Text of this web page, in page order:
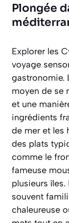
Plongée
Explorer les
voyage
gastronomie.
moyen de se
et une
ingrédients
de mer et les
des plats
comme le
fameuse
plusieurs
souvent
chaleureuse